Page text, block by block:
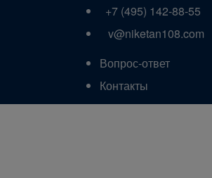
+7 (495) 142-88-55
v@niketan108.com
Вопрос-ответ
Контакты